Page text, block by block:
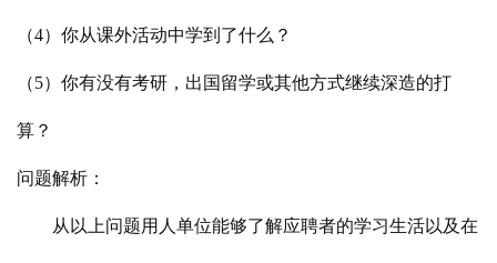
（4）你从课外活动中学到了什么？
（5）你有没有考研，出国留学或其他方式继续深造的打
算？
问题解析：
从以上问题用人单位能够了解应聘者的学习生活以及在